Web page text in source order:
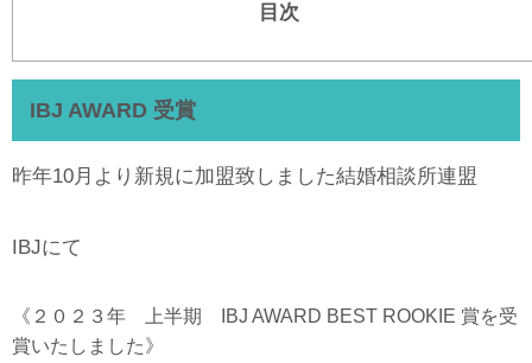
目次
IBJ AWARD 受賞
昨年10月より新規に加盟致しました結婚相談所連盟
IBJにて
《２０２３年 上半期 IBJ AWARD BEST ROOKIE 賞を受
賞いたしました》